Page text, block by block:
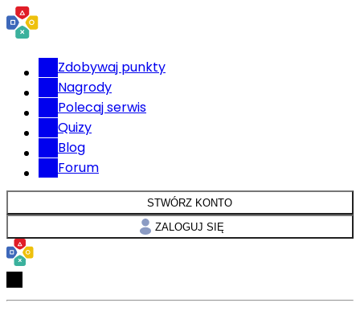
Zdobywaj punkty
Nagrody
Polecaj serwis
Quizy
Blog
Forum
STWÓRZ KONTO
ZALOGUJ SIĘ